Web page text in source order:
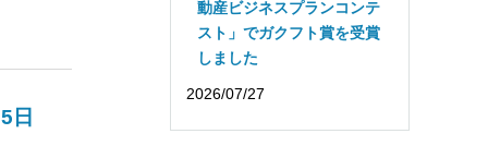
日
動産ビジネスプランコンテ
スト」でガクフト賞を受賞
しました
2026/07/27